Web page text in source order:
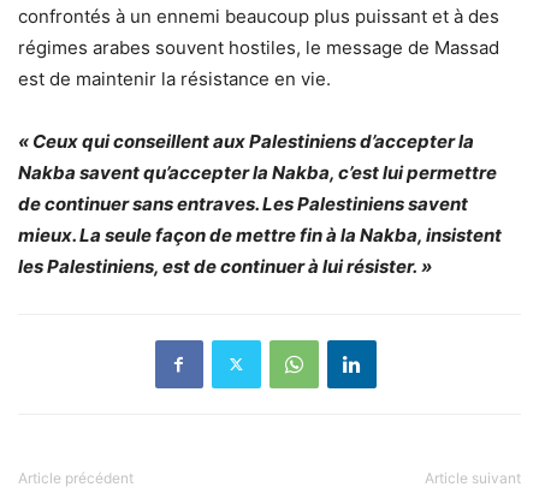
confrontés à un ennemi beaucoup plus puissant et à des
régimes arabes souvent hostiles, le message de Massad
est de maintenir la résistance en vie.
« Ceux qui conseillent aux Palestiniens d’accepter la
Nakba savent qu’accepter la Nakba, c’est lui permettre
de continuer sans entraves. Les Palestiniens savent
mieux. La seule façon de mettre fin à la Nakba, insistent
les Palestiniens, est de continuer à lui résister. »
Article précédent Article suivant